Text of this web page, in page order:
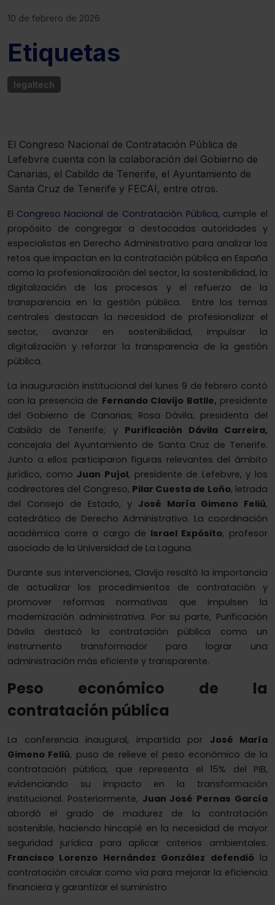
10 de febrero de 2026
El Congreso Nacional de Contratación Pública de
Lefebvre cuenta con la colaboración del Gobierno de
Canarias, el Cabildo de Tenerife, el Ayuntamiento de
Santa Cruz de Tenerife y FECAI, entre otros.
El Congreso Nacional de Contratación Pública, cumple el
propósito de congregar a destacadas autoridades y
especialistas en Derecho Administrativo para analizar los
retos que impactan en la contratación pública en España
como la profesionalización del sector, la sostenibilidad, la
digitalización de los procesos y el refuerzo de la
transparencia en la gestión pública.
Entre los temas
centrales destacan la necesidad de profesionalizar el
sector, avanzar en sostenibilidad, impulsar la
digitalización y reforzar la transparencia de la gestión
pública.
La inauguración institucional del lunes 9 de febrero contó
con la presencia de Fernando Clavijo Batlle, presidente
del Gobierno de Canarias; Rosa Dávila, presidenta del
Cabildo de Tenerife; y Purificación Dávila Carreira,
concejala del Ayuntamiento de Santa Cruz de Tenerife.
Junto a ellos participaron figuras relevantes del ámbito
jurídico, como Juan Pujol, presidente de Lefebvre, y los
codirectores del Congreso, Pilar Cuesta de Loño, letrada
del Consejo de Estado, y José María Gimeno Feliú,
catedrático de Derecho Administrativo. La coordinación
académica corre a cargo de Israel Expósito, profesor
asociado de la Universidad de La Laguna.
Durante sus intervenciones, Clavijo resaltó la importancia
de actualizar los procedimientos de contratación y
promover reformas normativas que impulsen la
modernización administrativa. Por su parte, Purificación
Dávila destacó la contratación pública como un
instrumento transformador para lograr una
administración más eficiente y transparente.
Peso económico de la
contratación pública
La conferencia inaugural, impartida por José María
Gimeno Feliú, puso de relieve el peso económico de la
contratación pública, que representa el 15% del PIB,
evidenciando su impacto en la transformación
institucional. Posteriormente, Juan José Pernas García
abordó el grado de madurez de la contratación
sostenible, haciendo hincapié en la necesidad de mayor
seguridad jurídica para aplicar criterios ambientales.
Francisco Lorenzo Hernández González defendióla
contratación circular como vía para mejorar la eficiencia
financiera y garantizar el suministro.
Etiquetas
legaltech